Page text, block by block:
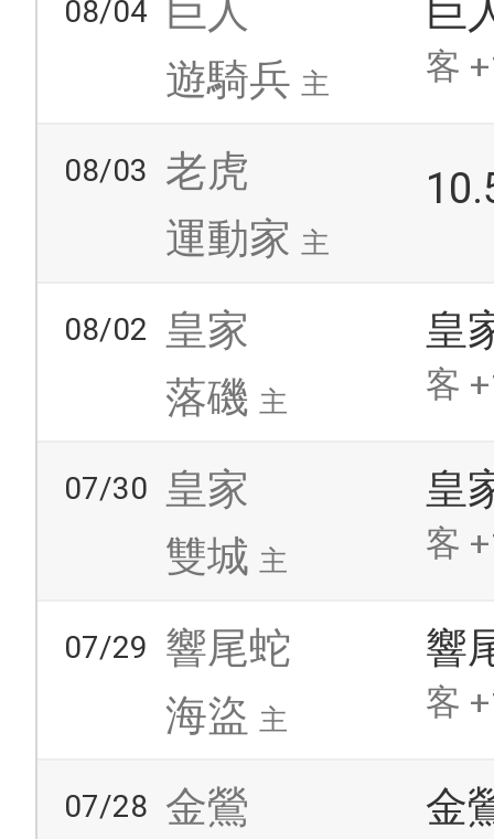
08/04
巨人
遊騎兵 主
巨
客
08/03 老虎
運動家 主
08/02
皇家
落磯 主
皇
客
07/30
皇家
雙城 主
皇
客
07/29 響尾蛇
海盜 主
響
客
07/28 金鶯
金